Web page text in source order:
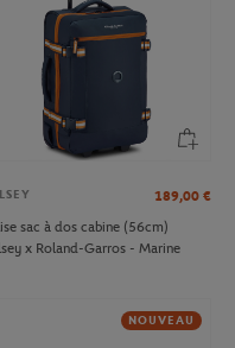
189,00 €
sac à dos cabine (56cm)
x Roland-Garros - Marine
NOUVEAU